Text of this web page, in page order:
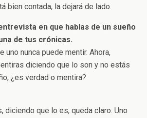
bien contada, la dejará de lado.
en que hablas de un sueño
de tus crónicas.
uno nunca puede mentir. Ahora,
diciendo que lo son y no estás
¿es verdad o mentira?
diciendo que lo es, queda claro. Uno